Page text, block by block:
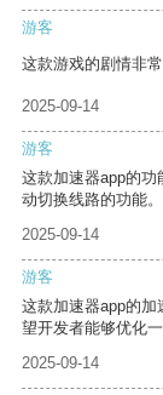
游客
这款游戏的剧情非
2025-09-14
游客
这款加速器app的功
动切换线路的功能。
2025-09-14
游客
这款加速器app的
望开发者能够优化一
2025-09-14